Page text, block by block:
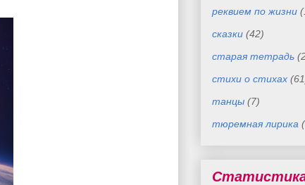
реквием по жизни
сказки (42)
старая тетрадь
стихи о стихах
танцы (7)
тюремная лирика